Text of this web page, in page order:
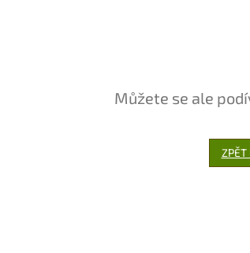
Můžete se ale
ZPĚT